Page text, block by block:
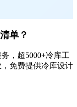
单？
，超5000+冷库工
免费提供冷库设计